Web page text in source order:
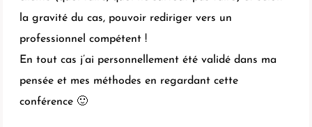
la gravité du cas, pouvoir rediriger vers un
professionnel compétent !
En tout cas j’ai personnellement été validé dans ma
pensée et mes méthodes en regardant cette
conférence 🙂